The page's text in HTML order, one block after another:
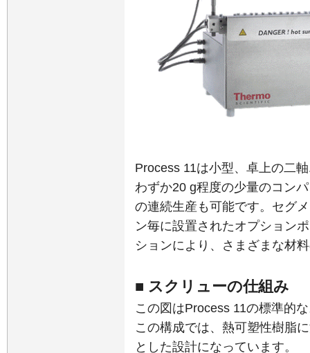
Process 11は小型、卓上の二
わずか20 g程度の少量のコン
の連続生産も可能です。セグ
ン毎に設置されたオプション
ションにより、さまざまな材
■ スクリューの仕組み
この図はProcess 11の標準的
この構成では、熱可塑性樹脂
とした設計になっています。